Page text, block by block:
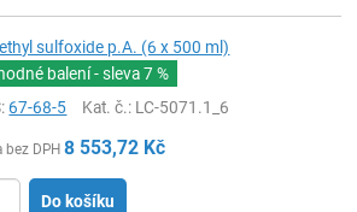
sulfoxide p.A. (6 x 500 ml)
balení - sleva7 %
67-68-5 Kat. č.: LC-5071.1_6
bez DPH 8 553,72 Kč
Do košíku